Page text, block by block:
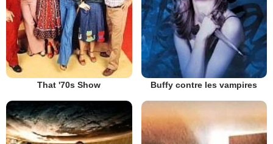
That '70s Show Buffy contre les vampires